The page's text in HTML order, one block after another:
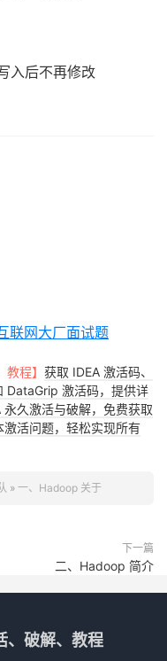
入后不再修改
联网大厂面试题
程】 获取 IDEA 激活码、
DataGrip 激活码，提供详
久激活与破解，免费获取
活问题，轻松实现所有
» 一、Hadoop 关于
下一篇
二、Hadoop 简介
、破解、教程